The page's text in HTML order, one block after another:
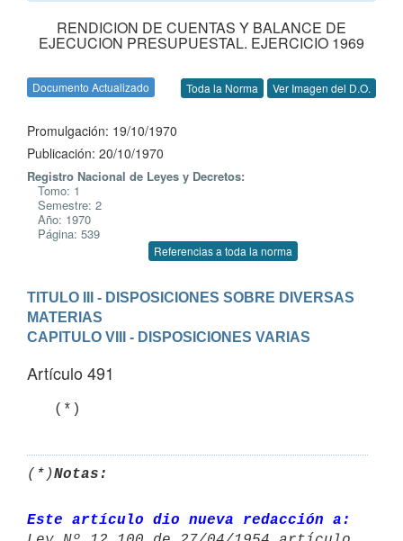
RENDICION DE CUENTAS Y BALANCE DE
EJECUCION PRESUPUESTAL. EJERCICIO 1969
Documento Actualizado Toda la Norma Ver Imagen del D.O.
Promulgación: 19/10/1970
Publicación: 20/10/1970
Registro Nacional de Leyes y Decretos:
Tomo: 1
Semestre: 2
Año: 1970
Página: 539
Referencias a toda la norma
TITULO III - DISPOSICIONES SOBRE DIVERSAS
MATERIAS
CAPITULO VIII - DISPOSICIONES VARIAS
Artículo 491
   (*)
(*)Notas:
Este artículo dio nueva redacción a: